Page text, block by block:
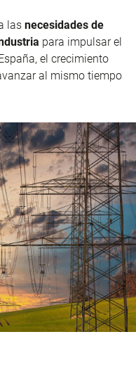
las necesidades de
para impulsar el
el crecimiento
al mismo tiempo